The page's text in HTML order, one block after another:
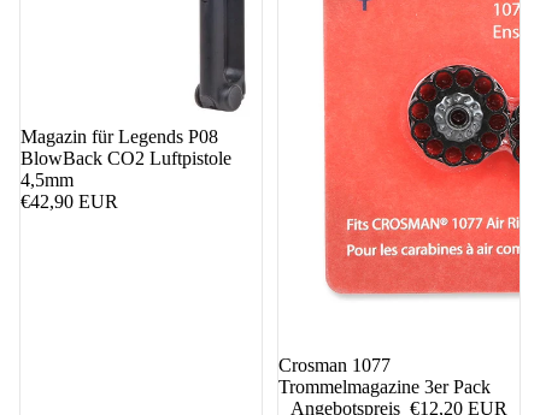
Magazin für Legends P08
BlowBack CO2 Luftpistole
4,5mm
€42,90 EUR
5%
Crosman 1077
Trommelmagazine 3er Pack
Angebotspreis €12,20 EUR